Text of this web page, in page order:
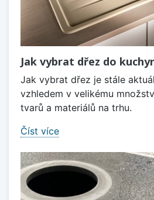
Jak vybrat dřez do
Jak vybrat dřez je stále
vzhledem v velikému
tvarů a materiálů na trhu.
Číst více